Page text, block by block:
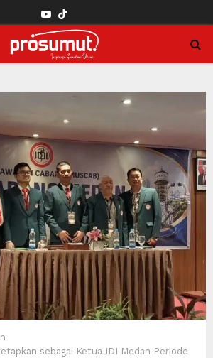
YOUTUBE
sebagai Ketua IDI Medan Periode